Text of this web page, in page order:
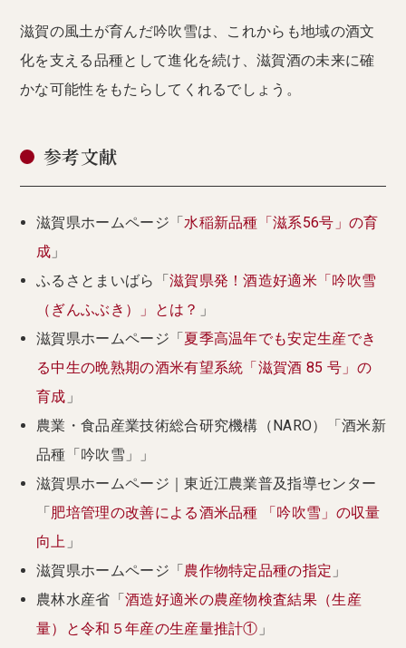
滋賀の風土が育んだ吟吹雪は、これからも地域の酒文
化を支える品種として進化を続け、滋賀酒の未来に確
かな可能性をもたらしてくれるでしょう。
参考文献
滋賀県ホームページ「水稲新品種「滋系56号」の育
成 」
ふるさとまいばら「 滋賀県発！酒造好適米「吟吹雪
（ぎんふぶき）」とは？ 」
滋賀県ホームページ「 夏季高温年でも安定生産でき
る中生の晩熟期の酒米有望系統「滋賀酒 85 号」の
育成 」
農業・食品産業技術総合研究機構（NARO）「酒米新
品種「吟吹雪」」
滋賀県ホームページ｜東近江農業普及指導センター
「 肥培管理の改善による酒米品種 「吟吹雪」の収量
向上 」
滋賀県ホームページ「 農作物特定品種の指定 」
農林水産省「 酒造好適米の農産物検査結果（生産
量）と令和５年産の生産量推計① 」